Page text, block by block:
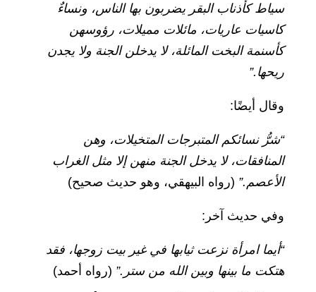
سياط كأذناب البقر يضربون بها الناس، ونساءٌ
كاسيات عاريات، مائلات مميلات، رؤوسهن
كأسنمة البخت المائلة، لا يدخلن الجنة ولا يجدن
ريحها.”
وقال أيضًا:
“شرُّ نسائكم المتبرجات المتخيلات، وهن
المنافقات، لا يدخل الجنة منهن إلا مثل الغراب
الأعصم.” (رواه البيهقي، وهو حديث صحيح)
وفي حديث آخر:
“أيما امرأة نزعت ثيابها في غير بيت زوجها، فقد
هتكت ما بينها وبين الله من ستر.” (رواه أحمد)